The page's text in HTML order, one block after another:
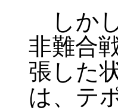
しか
非難合
張した
は、テ